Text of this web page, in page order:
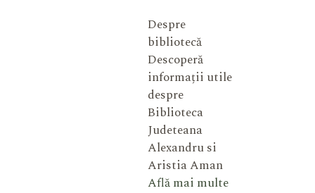
Despre
bibliotecă
Descoperă
informații utile
despre
Biblioteca
Judeteana
Alexandru si
Aristia Aman
Află mai multe